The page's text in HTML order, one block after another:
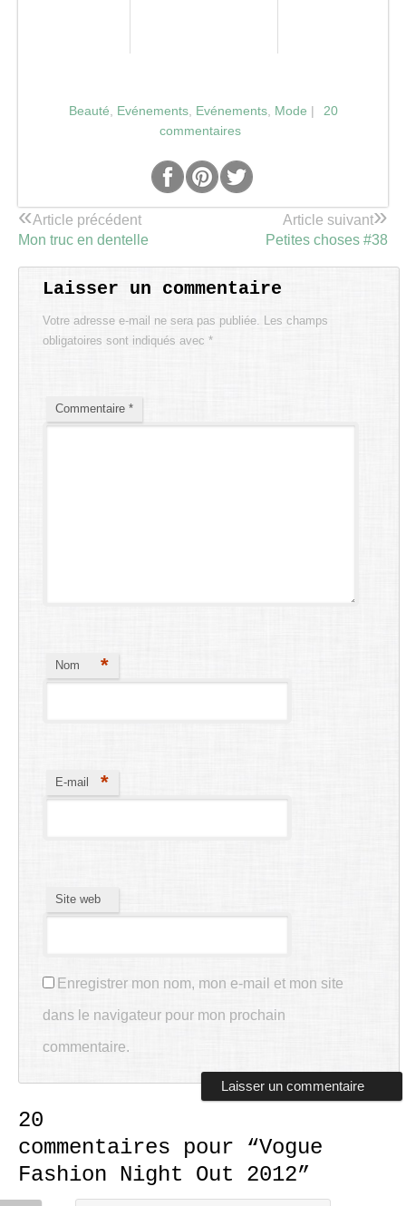
Beauté, Evénements, Evénements, Mode |
20
commentaires
«Article précédent
Mon truc en dentelle
Article suivant»
Petites choses #38
Laisser un commentaire
Votre adresse e-mail ne sera pas publiée. Les champs
obligatoires sont indiqués avec *
Commentaire *
Nom *
E-mail *
Site web
Enregistrer mon nom, mon e-mail et mon site
dans le navigateur pour mon prochain
commentaire.
20
commentaires pour “Vogue
Fashion Night Out 2012”